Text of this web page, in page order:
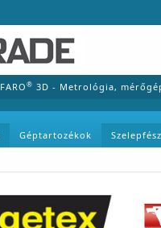
FARO® 3D - Metrológia,
Géptartozékok